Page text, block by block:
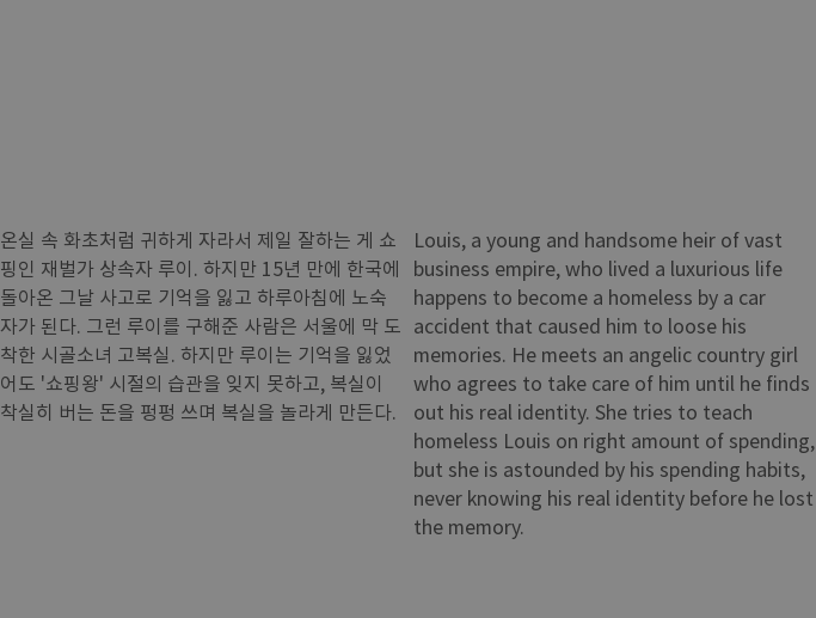
온실 속 화초처럼 귀하게 자라서 제일 잘하는 게 쇼
핑인 재벌가 상속자 루이. 하지만 15년 만에 한국에
돌아온 그날 사고로 기억을 잃고 하루아침에 노숙
자가 된다. 그런 루이를 구해준 사람은 서울에 막 도
착한 시골소녀 고복실. 하지만 루이는 기억을 잃었
어도 '쇼핑왕' 시절의 습관을 잊지 못하고, 복실이
착실히 버는 돈을 펑펑 쓰며 복실을 놀라게 만든다.
Louis, a young and handsome heir of vast
business empire, who lived a luxurious life
happens to become a homeless by a car
accident that caused him to loose his
memories. He meets an angelic country girl
who agrees to take care of him until he finds
out his real identity. She tries to teach
homeless Louis on right amount of spending,
but she is astounded by his spending habits,
never knowing his real identity before he lost
the memory.